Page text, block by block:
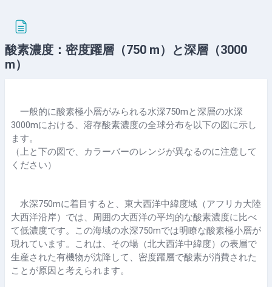
酸素濃度：密度躍層（750 m）と深層（3000
m）
一般的に酸素極小層がみられる水深750mと深層の水深
3000mにおける、溶存酸素濃度の全球分布を以下の図に示し
ます。
（上と下の図で、カラーバーのレンジが異なるのに注意して
ください）
水深750mに着目すると、東大西洋中緯度域（アフリカ大陸
大西洋沿岸）では、周囲の大西洋の平均的な酸素濃度に比べ
て低濃度です。この海域の水深750mでは明瞭な酸素極小層が
現れています。これは、その場（北大西洋中緯度）の表層で
生産された有機物が沈降して、密度躍層で酸素が消費された
ことが原因と考えられます。